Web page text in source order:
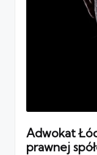
Adwokat
prawnej